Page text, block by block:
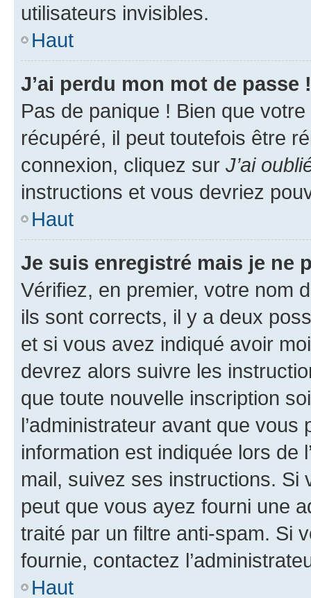
utilisateurs invisibles.
Haut
J’ai perdu mon mot de passe !
Pas de panique ! Bien que
récupéré, il peut toutefois être
connexion, cliquez sur J’ai
instructions et vous devriez
Haut
Je suis enregistré mais je ne
Vérifiez, en premier, votre nom
ils sont corrects, il y a deux
et si vous avez indiqué avoir
devrez alors suivre les
que toute nouvelle inscription
l’administrateur avant que
information est indiquée lors de
mail, suivez ses instructions. Si
peut que vous ayez fourni une
traité par un filtre anti-spam. Si
fournie, contactez
Haut